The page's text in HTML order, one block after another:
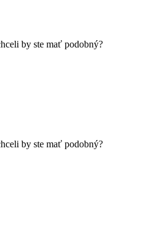
by ste mať podobný?
by ste mať podobný?